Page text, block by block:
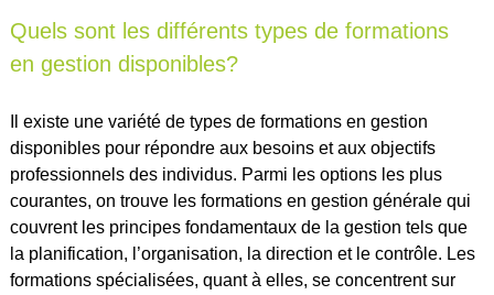
Quels sont les différents types de formations
en gestion disponibles?
Il existe une variété de types de formations en gestion
disponibles pour répondre aux besoins et aux objectifs
professionnels des individus. Parmi les options les plus
courantes, on trouve les formations en gestion générale qui
couvrent les principes fondamentaux de la gestion tels que
la planification, l’organisation, la direction et le contrôle. Les
formations spécialisées, quant à elles, se concentrent sur